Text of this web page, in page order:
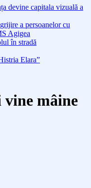
devine capitala vizuală a
a persoanelor cu
Agigea
în stradă
Elara”
mâine